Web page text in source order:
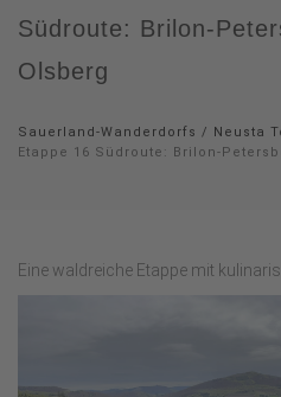
Südroute: Brilon-
Olsberg
Sauerland-Wanderdorfs / Neusta
Etappe 16 Südroute: Brilon-
Eine waldreiche Etappe mit